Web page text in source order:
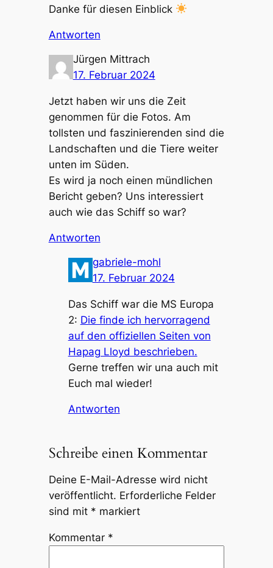
Danke für diesen Einblick
Antworten
Jürgen Mittrach
17. Februar 2024
Jetzt haben wir uns die Zeit
genommen für die Fotos. Am
tollsten und faszinierenden sind die
Landschaften und die Tiere weiter
unten im Süden.
Es wird ja noch einen mündlichen
Bericht geben? Uns interessiert
auch wie das Schiff so war?
Antworten
gabriele-mohl
17. Februar 2024
Das Schiff war die MS Europa
2: Die finde ich hervorragend
auf den offiziellen Seiten von
Hapag Lloyd beschrieben.
Gerne treffen wir una auch mit
Euch mal wieder!
Antworten
Schreibe einen Kommentar
Deine E-Mail-Adresse wird nicht
veröffentlicht. Erforderliche Felder
sind mit * markiert
Kommentar *